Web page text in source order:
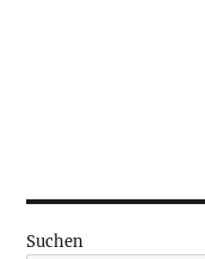
Suchen